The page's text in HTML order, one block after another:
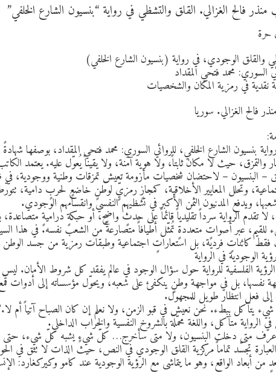
فالح الغزالي. القلق والتشظي في رواية “بنسيون الشارع الخلفي”
حرة
والقلق الوجودي، في رواية (بنسيون الشارع الخلفي)
السوري: محمد فتحي المقداد
نقدية في رمزية المكان والشخصيات
فالح الغزالي. سوريا
بنسيون الشارع الخلفي، للروائي السوري: محمد فتحي المقداد، بوصفها
والتمزق، حيث لا مكان ثابتاً، ولا هوية آمنة، ولا يقيناً يُعوّل عليه. يعتمد
– البنسيون – لاحتضان شخصيات مأزومة تعيش تمزقات وطنية ووجودية، في
وتحلل المعايير الأخلاقية، كمجازٍ رمزيٍّ لوطنٍ خاضعٍ لحربٍ دامية،
ويدفع المدنيون الثمن الأكبر في تشظيهم النفسي وانقسامهم الوجودي.
لا تقدم الرواية سرداً تقليدياً قائماً على حدثٍ واضحٍ، أو حبكةٍ دراميةٍ متصاعدة،
للقيم، عبر أصواتٍ متعددةٍ تُمثّل أطيافاً متصارعةً من الشعب نفسه. في هذا
كائناتٍ فردية، بل استعاراتٍ اجتماعية وطبقات رمزية من جسد الوطن
الرؤية الفلسفية للرواية حول سؤال الوجود في عالم يفقد كل شروط الأمان.
نفسها، بل في مواجهة وطنٍ ينكفئ على شعبه، ويحوّل مؤسساته إلى أدوات
إلى فعل انتظار طويل للمجهول.
يتآكل ببطء. نحن نعيش في قبو الزمن، ولا نعلم إن كان الصباح آتياً أم
في الرواية متآكل، واللغة محمّلة بالشروخ النفسية والخراب الداخلي.
متى دخلت البنسيون، ولا متى سأخرج… كلّ شيءٍ يشبه كلّ شيء، حتى
تجسّد تماماً مركزية القلق الوجودي في النص، حيث الذات لا تثق في
من أبعاد الواقع، وهو ما يتماشى مع الرؤية الوجودية عند كامو وكيركغارد: